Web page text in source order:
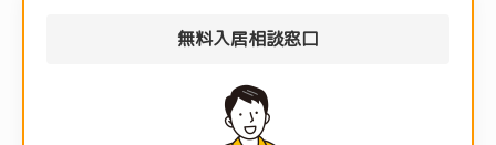
無料入居相談窓口